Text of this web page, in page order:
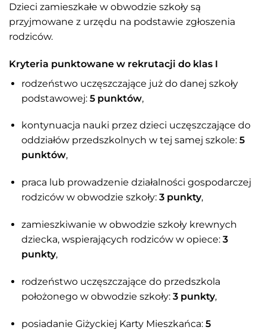
Dzieci zamieszkałe w obwodzie szkoły są
przyjmowane z urzędu na podstawie zgłoszenia
rodziców.
Kryteria punktowane w rekrutacji do klas I
rodzeństwo uczęszczające już do danej szkoły
podstawowej: 5 punktów,
kontynuacja nauki przez dzieci uczęszczające do
oddziałów przedszkolnych w tej samej szkole: 5
punktów,
praca lub prowadzenie działalności gospodarczej
rodziców w obwodzie szkoły: 3 punkty,
zamieszkiwanie w obwodzie szkoły krewnych
dziecka, wspierających rodziców w opiece: 3
punkty,
rodzeństwo uczęszczające do przedszkola
położonego w obwodzie szkoły: 3 punkty,
posiadanie Giżyckiej Karty Mieszkańca: 5